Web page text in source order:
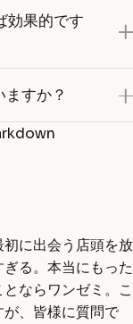
効果的です
すか？
に出会う店頭を放
る。本当にもった
ならワンゼミ。こ
、皆様に質問で